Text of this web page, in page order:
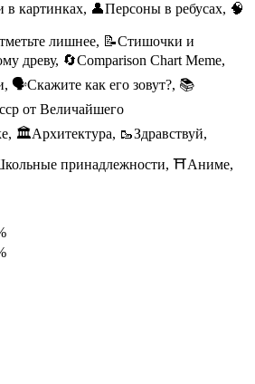
картинках, 👤Персоны в ребусах, 🧠
лишнее, 📝Стишочки и
древу, 🔄Comparison Chart Meme,
🗣️Скажите как его зовут?, 📚
от Величайшего
🏛️Архитектура, 🥾Здравствуй,
принадлежности, ⛩️Аниме,